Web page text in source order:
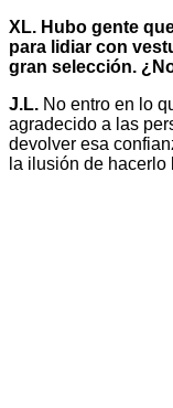
XL. Hubo gente
para lidiar con
gran selección.
J.L. No entro en lo
agradecido a las
devolver esa
la ilusión de hacerlo